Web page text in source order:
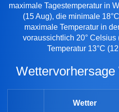
maximale Tagestemperatur in
(15 Aug), die minimale
maximale Temperatur in
voraussichtlich 20° Celsius
Temperatur 13°C
Wetter